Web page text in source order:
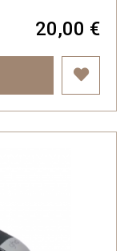
20,00 €